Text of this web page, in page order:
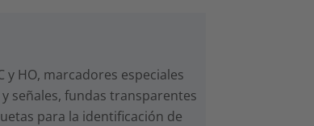
y HO, marcadores especiales
señales, fundas transparentes
para la identificación de